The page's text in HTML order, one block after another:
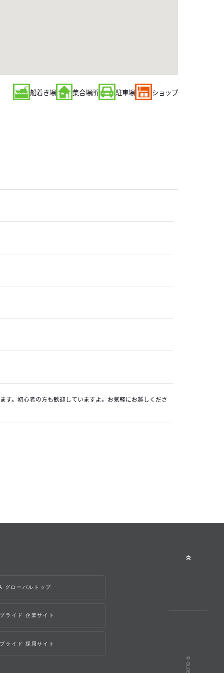
船着き場 集合場所 駐車場 ショップ
す。初心者の方も歓迎していますよ。お気軽にお越しくださ
グローバルトップ
ライド 企業サイト
ライド 採用サイト